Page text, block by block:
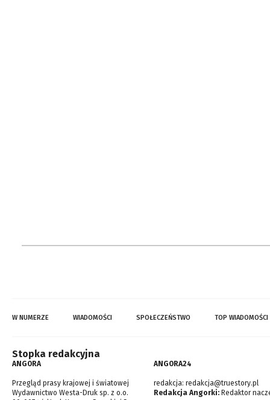
W NUMERZE WIADOMOŚCI SPOŁECZEŃSTWO TOP WIADOMOŚCI
Stopka redakcyjna
ANGORA
Przegląd prasy krajowej i światowej
Wydawnictwo Westa-Druk sp. z o.o.
ANGORA24
redakcja: redakcja@truestory.pl
Redakcja Angorki: Redaktor